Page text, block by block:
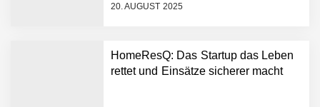
20. AUGUST 2025
HomeResQ: Das Startup das Leben
rettet und Einsätze sicherer macht
MonsterShack
MonsterShack: Lasst uns
Kinder spielerisch und
nachhaltig zu gesunden